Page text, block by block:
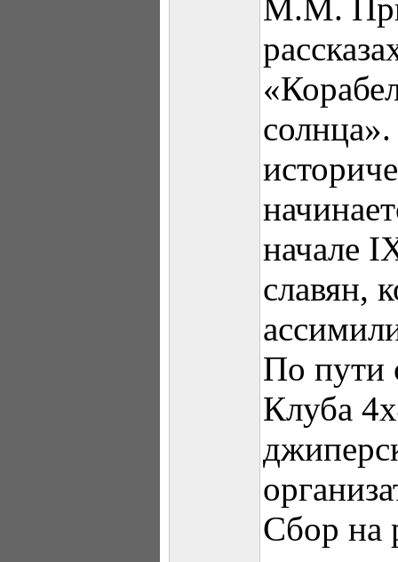
М.М.
начале
славян,
По пути
Клуба
Сбор на